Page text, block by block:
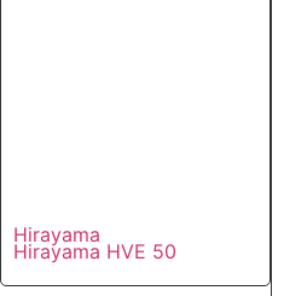
Hirayama
Hirayama HVE 50